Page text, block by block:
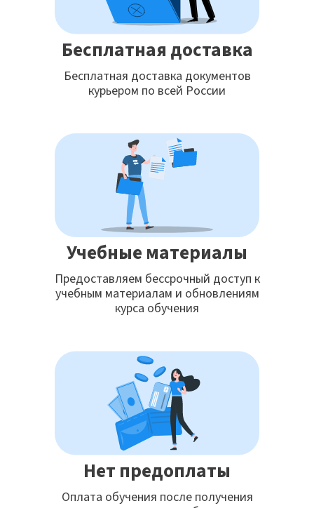
Бесплатная доставка
Бесплатная доставка документов
курьером по всей России
Учебные материалы
Предоставляем бессрочный доступ к
учебным материалам и обновлениям
курса обучения
Нет предоплаты
Оплата обучения после получения